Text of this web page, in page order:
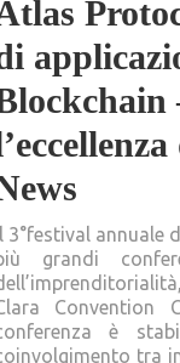
3°festival annuale
grandi
Convention
è
tra